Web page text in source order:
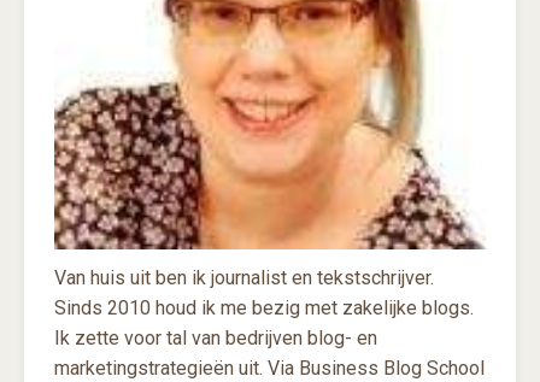
Van huis uit ben ik journalist en tekstschrijver.
Sinds 2010 houd ik me bezig met zakelijke blogs.
Ik zette voor tal van bedrijven blog- en
marketingstrategieën uit. Via Business Blog School